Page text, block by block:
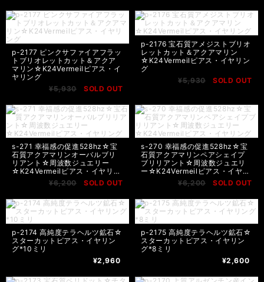
p-2177 ピンクサファイアフラッ
トブリオレットカット＆アクア
マリン☆K24Vermeilピアス・イ
ヤリング
¥5,930
SOLD OUT
p-2176 宝石質アメジストブリオ
レットカット＆アクアマリン
☆K24Vermeilピアス・イヤリン
グ
¥5,930
SOLD OUT
s-271 幸福感の促進528hz☆宝
石質アクアマリンオーバルブリ
リアント☆周波数ジュエリー
☆K24Vermeilピアス・イヤリン
¥6,200 SOLD OUT
s-270 幸福感の促進528hz☆宝
石質アクアマリンペアシェイプ
ブリリアント☆周波数ジュエリ
ー☆K24Vermeilピアス・イヤリ
¥6,200 SOLD OUT
p-2174 高純度テラヘルツ鉱石☆
スターカットピアス・イヤリン
グ*10ミリ
¥2,960
p-2175 高純度テラヘルツ鉱石☆
スターカットピアス・イヤリン
グ*8ミリ
¥2,600